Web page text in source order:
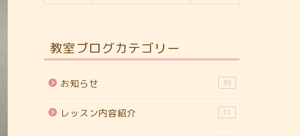
教室ブログカテゴリー
お知らせ 39
レッスン内容紹介 11